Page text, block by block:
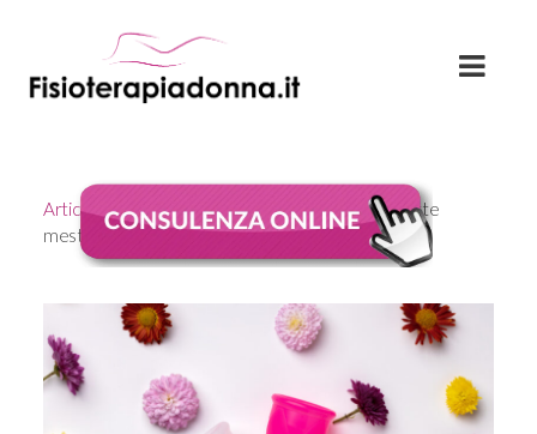
Articoli
Currently viewing the category: "Coppette
mestruali come si usano?"